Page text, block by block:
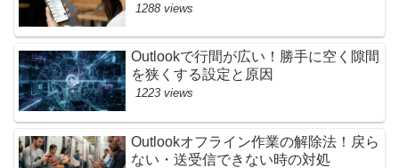
1288 views
Outlookで行間が広い！勝手に空く隙間
を狭くする設定と原因
1223 views
Outlookオフライン作業の解除法！戻ら
ない・送受信できない時の対処